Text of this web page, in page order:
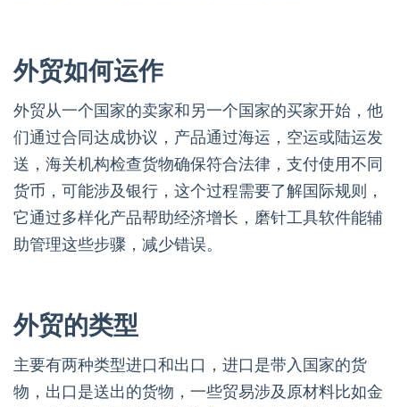
外贸如何运作
外贸从一个国家的卖家和另一个国家的买家开始，他
们通过合同达成协议，产品通过海运，空运或陆运发
送，海关机构检查货物确保符合法律，支付使用不同
货币，可能涉及银行，这个过程需要了解国际规则，
它通过多样化产品帮助经济增长，磨针工具软件能辅
助管理这些步骤，减少错误。
外贸的类型
主要有两种类型进口和出口，进口是带入国家的货
物，出口是送出的货物，一些贸易涉及原材料比如金